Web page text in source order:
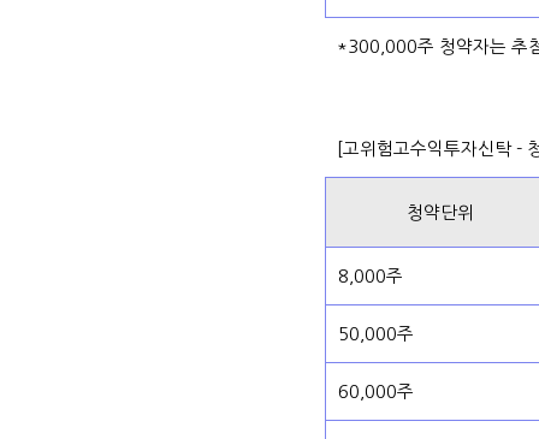
*300,000주 청약자는 추
[고위험고수익투자신탁 -
청약단위
8,000주
50,000주
60,000주